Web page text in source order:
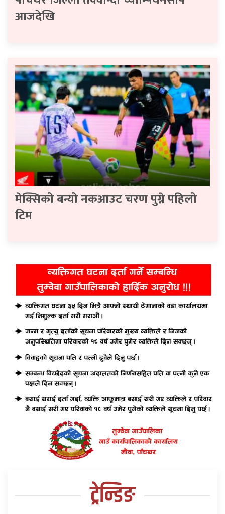
आजदेखि
मेक्सिको बन्यो नकआउट चरण पुग्ने पहिलो
टिम
ट्रेन्डिङ